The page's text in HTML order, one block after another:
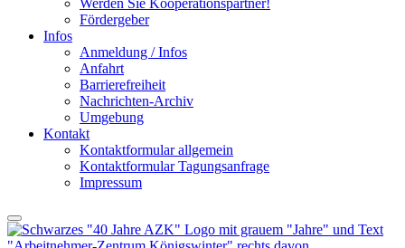
Werden Sie Kooperationspartner!
Fördergeber
Infos
Anmeldung / Infos
Anfahrt
Barrierefreiheit
Nachrichten-Archiv
Umgebung
Kontakt
Kontaktformular allgemein
Kontaktformular Tagungsanfrage
Impressum